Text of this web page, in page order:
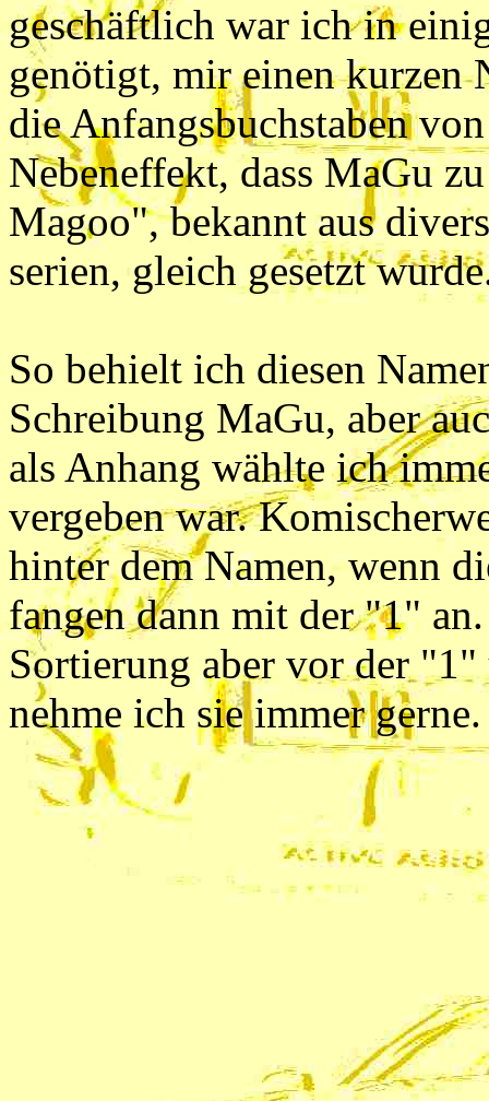
geschäftlich war ich in
genötigt, mir einen kurzen
die Anfangsbuchstaben
Nebeneffekt, dass MaGu
Magoo", bekannt aus
serien, gleich gesetzt
So behielt ich diesen
Schreibung MaGu, aber
als Anhang wählte ich
vergeben war.
hinter dem Namen, wenn
fangen dann mit der "1"
Sortierung aber vor der
nehme ich sie immer gerne.